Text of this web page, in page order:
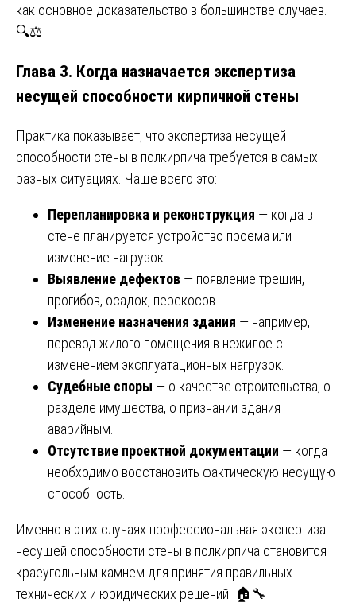
как основное доказательство в большинстве случаев.
🔍⚖️
Глава 3. Когда назначается экспертиза
несущей способности кирпичной стены
Практика показывает, что экспертиза несущей
способности стены в полкирпича требуется в самых
разных ситуациях. Чаще всего это:
Перепланировка и реконструкция — когда в
стене планируется устройство проема или
изменение нагрузок.
Выявление дефектов — появление трещин,
прогибов, осадок, перекосов.
Изменение назначения здания — например,
перевод жилого помещения в нежилое с
изменением эксплуатационных нагрузок.
Судебные споры — о качестве строительства, о
разделе имущества, о признании здания
аварийным.
Отсутствие проектной документации — когда
необходимо восстановить фактическую несущую
способность.
Именно в этих случаях профессиональная экспертиза
несущей способности стены в полкирпича становится
краеугольным камнем для принятия правильных
технических и юридических решений. 🏠🔧